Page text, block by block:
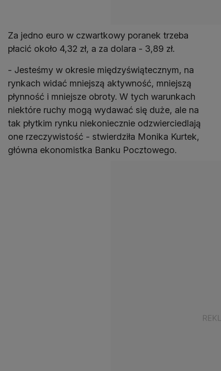
Za jedno euro w czwartkowy poranek trzeba
płacić około 4,32 zł, a za dolara - 3,89 zł.
- Jesteśmy w okresie międzyświątecznym, na
rynkach widać mniejszą aktywność, mniejszą
płynność i mniejsze obroty. W tych warunkach
niektóre ruchy mogą wydawać się duże, ale na
tak płytkim rynku niekoniecznie odzwierciedlają
one rzeczywistość - stwierdziła Monika Kurtek,
główna ekonomistka Banku Pocztowego.